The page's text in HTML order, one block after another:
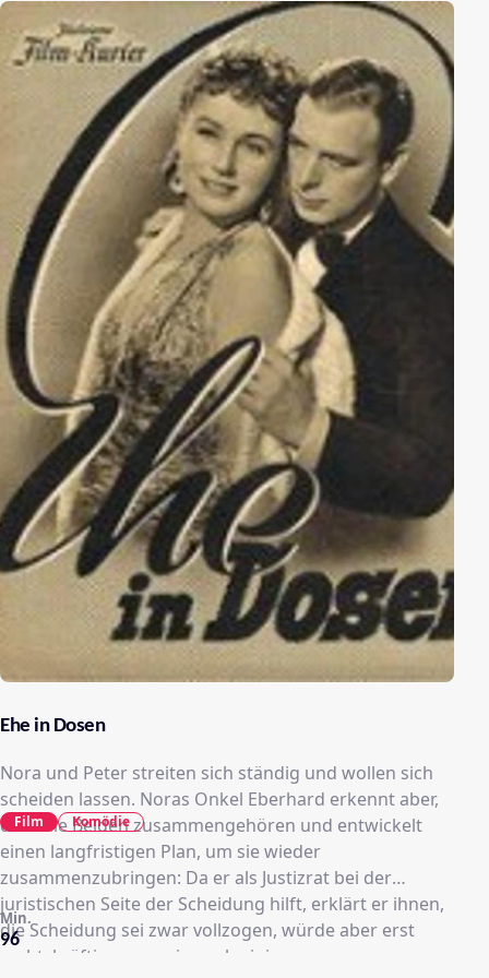
Ehe in Dosen
Nora und Peter streiten sich ständig und wollen sich
scheiden lassen. Noras Onkel Eberhard erkennt aber,
dass die Beiden zusammengehören und entwickelt
einen langfristigen Plan, um sie wieder
zusammenzubringen: Da er als Justizrat bei der
juristischen Seite der Scheidung hilft, erklärt er ihnen,
die Scheidung sei zwar vollzogen, würde aber erst
rechtskräftig, wenn sie noch einige
96
Min.
Film Komödie